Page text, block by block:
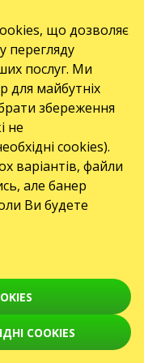
Про компанію
що дозволяє
перегляду
послуг. Ми
для майбутніх
збереження
не
cookies).
варіантів, файли
але банер
Ви будете
COOKIES